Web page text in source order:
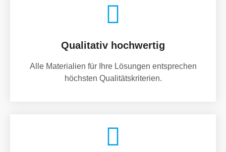
Qualitativ hochwertig
Alle Materialien für Ihre Lösungen entsprechen
höchsten Qualitätskriterien.